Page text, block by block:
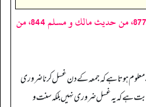
[وأخرجه البخاري 877، من حديث مالك و مسلم 844، من
ہوتا ہے کہ جمعہ کے دن غسل کرنا ضروری
ہے کہ یہ غسل ضروری نہیں بلکہ سنت و